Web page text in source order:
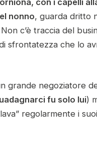
nonno, guarda dritto
c’è traccia del
sfrontatezza che lo
grande negoziatore
fu solo lui)
regolarmente i